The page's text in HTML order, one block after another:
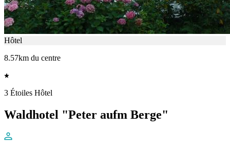
Hôtel
8.57km du centre
3 Étoiles Hôtel
Waldhotel "Peter aufm Berge"